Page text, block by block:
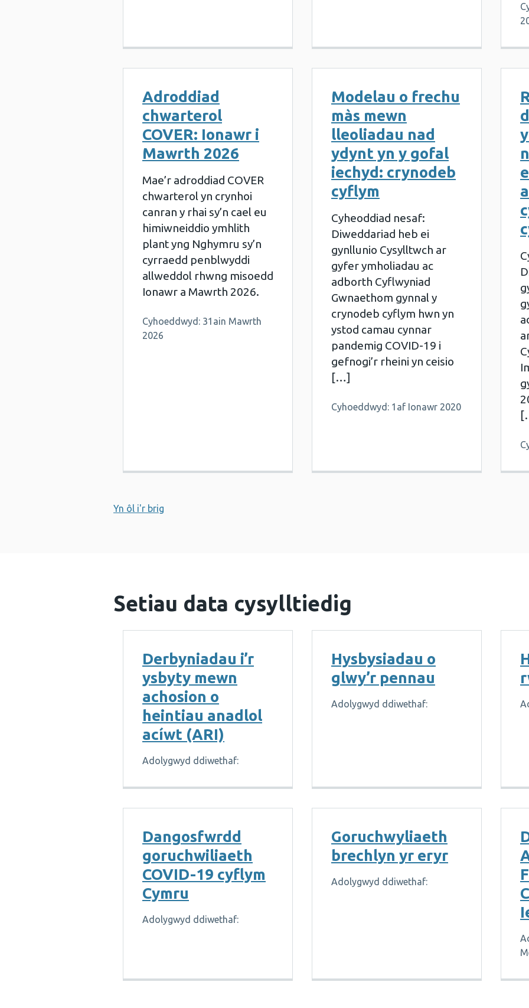
Adroddiad
chwarterol
COVER: Ionawr i
Mawrth 2026
Mae’r adroddiad COVER
chwarterol yn crynhoi
canran y rhai sy’n cael eu
himiwneiddio ymhlith
plant yng Nghymru sy’n
cyrraedd penblwyddi
allweddol rhwng misoedd
Ionawr a Mawrth 2026.
Cyhoeddwyd: 31ain Mawrth
2026
Modelau o frechu
màs mewn
lleoliadau nad
ydynt yn y gofal
iechyd: crynodeb
cyflym
Cyheoddiad nesaf:
Diweddariad heb ei
gynllunio Cysylltwch ar
gyfer ymholiadau ac
adborth Cyflwyniad
Gwnaethom gynnal y
crynodeb cyflym hwn yn
ystod camau cynnar
pandemig COVID-19 i
gefnogi’r rheini yn ceisio
[…]
Cyhoeddwyd: 1af Ionawr 2020
Yn ôl i'r brig
Setiau data cysylltiedig
Derbyniadau i’r
ysbyty mewn
achosion o
heintiau anadlol
acíwt (ARI)
Adolygwyd ddiwethaf:
Hysbysiadau o
glwy’r pennau
Adolygwyd ddiwethaf:
Dangosfwrdd
goruchwiliaeth
COVID-19 cyflym
Cymru
Adolygwyd ddiwethaf:
Goruchwyliaeth
brechlyn yr eryr
Adolygwyd ddiwethaf: